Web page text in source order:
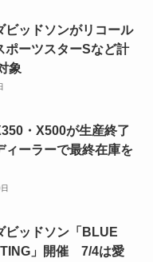
ビッドソンがリコール
ーツスターSなど計
象
・X500が生産終了
ーラーで最終在庫を
ビッドソン「BLUE
」開催 7/4は愛